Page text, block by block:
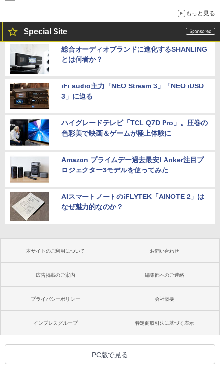
もっと見る
Special Site
総合オーディオブランドに進化するSHANLING
とは何者か？
iFi audio主力「NEO Stream 3」「NEO iDSD
3」に迫る
ハイグレードテレビ「TCL Q7D Pro」。圧巻の
色彩美で映画＆ゲームが極上体験に
Amazon プライムデー過去最安! Anker注目プ
ロジェクター3モデルを使ってみた
AIスマートノートのiFLYTEK「AINOTE 2」は
なぜ魅力的なのか？
本サイトのご利用について お問い合わせ
広告掲載のご案内 編集部へのご連絡
プライバシーポリシー 会社概要
インプレスグループ 特定商取引法に基づく表示
PC版で見る